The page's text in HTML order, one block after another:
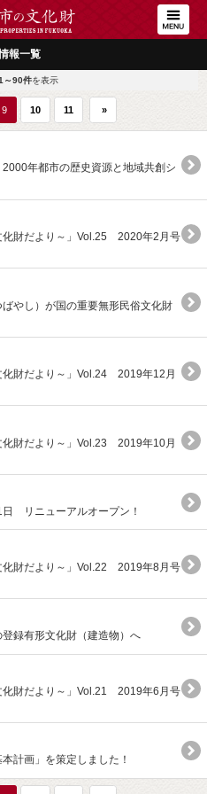
報一覧
～90件を表示
9 10 11 »
年都市の歴史資源と地域共創シ
化財だより～」Vol.25 2020年2月号
やし）が国の重要無形民俗文化財
化財だより～」Vol.24 2019年12月
化財だより～」Vol.23 2019年10月
日 リニューアルオープン！
化財だより～」Vol.22 2019年8月号
録有形文化財（建造物）へ
化財だより～」Vol.21 2019年6月号
計画」を策定しました！